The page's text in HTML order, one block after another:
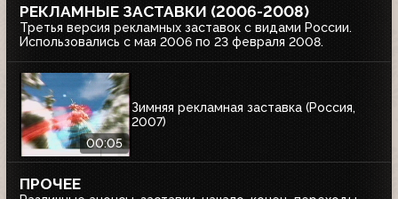
РЕКЛАМНЫЕ ЗАСТАВКИ (2006-2008)
Третья версия рекламных заставок с видами России.
Использовались с мая 2006 по 23 февраля 2008.
00:05
Зимняя рекламная заставка (Россия,
2007)
ПРОЧЕЕ